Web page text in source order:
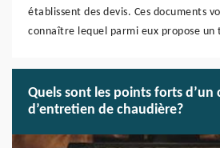
établissent des devis. Ces documents
connaître lequel parmi eux propose
Quels sont les points forts d’un
d’entretien de chaudière?